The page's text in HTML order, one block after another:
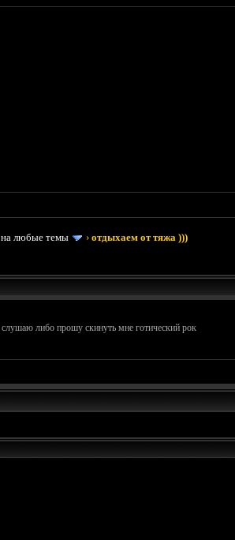
на любые темы ›отдыхаем от тяжа )))
слушаю либо прошу скинуть мне готический рок